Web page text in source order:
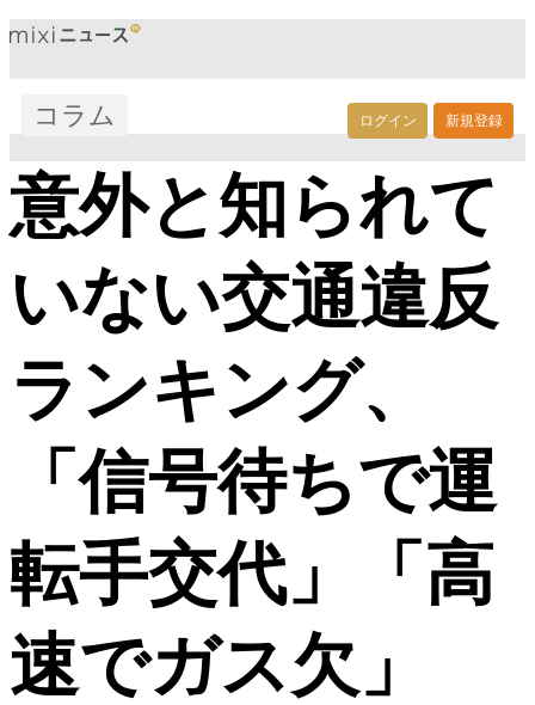
ログイン 新規登録
コラム
意外と知られて
いない交通違反
ランキング、
「信号待ちで運
転手交代」「高
速でガス欠」